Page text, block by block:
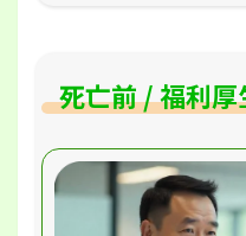
死亡前 / 福利